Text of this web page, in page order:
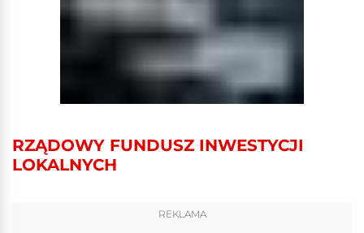
RZĄDOWY FUNDUSZ INWESTYCJI
LOKALNYCH
REKLAMA